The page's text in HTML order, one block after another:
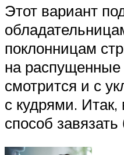
Этот вариант
поклонницам
на
смотрится и с
с кудрями.
способ